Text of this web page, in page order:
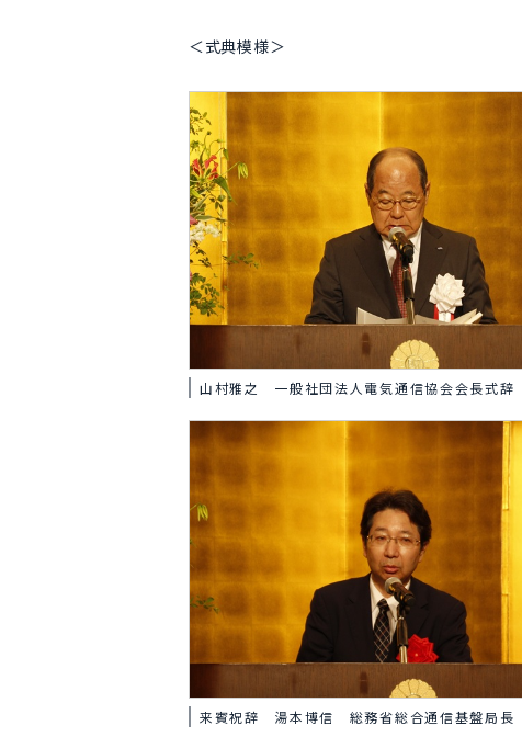
＜式典模様＞
山村雅之 一般社団法人電気通信協会会長式辞
来賓祝辞 湯本博信 総務省総合通信基盤局長